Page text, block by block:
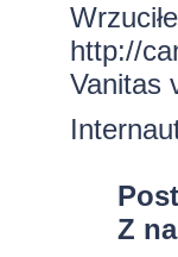
http://
Vanitas
Z